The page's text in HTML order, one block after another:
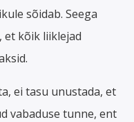
sõidab. Seega
et kõik liiklejad
ei tasu unustada, et
vabaduse tunne, ent